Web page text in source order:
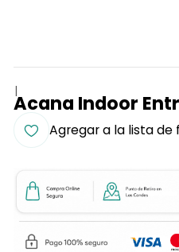
|
Acana Indoor
Agregar a la lista de